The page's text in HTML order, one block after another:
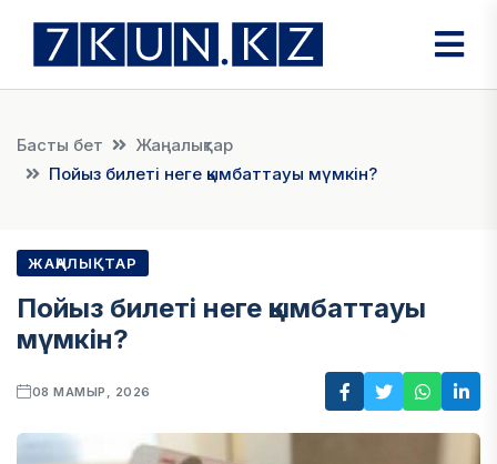
Басты бет
Жаңалықтар
Пойыз билеті неге қымбаттауы мүмкін?
ЖАҢАЛЫҚТАР
Пойыз билеті неге қымбаттауы
мүмкін?
08 МАМЫР, 2026